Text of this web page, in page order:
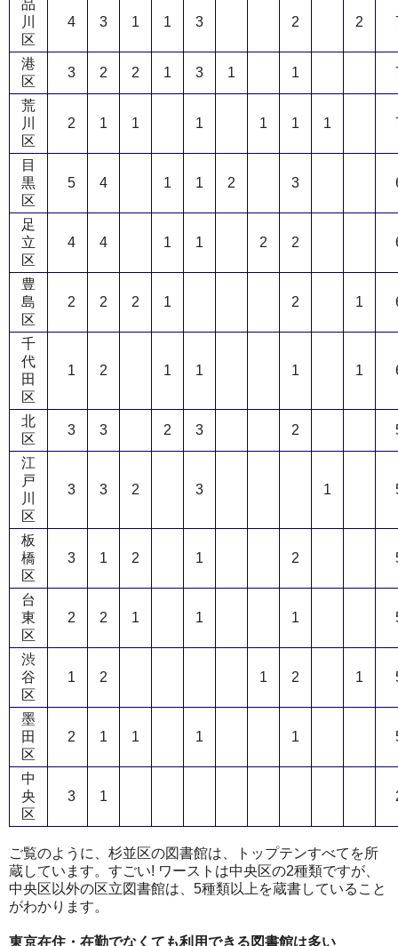
品
川
区
4 3 1 1 3 2 2
港
区
3 2 2 1 3 1 1
荒
川
区
2 1 1 1 1 1 1
目
黒
区
5 4 1 1 2 3
足
立
区
4 4 1 1 2 2
豊
島
区
2 2 2 1 2 1
千
代
田
区
1 2 1 1 1 1
北
区
3 3 2 3 2
江
戸
川
区
3 3 2 3 1
板
橋
区
3 1 2 1 2
台
東
区
2 2 1 1 1
渋
谷
区
1 2 1 2 1
墨
田
区
2 1 1 1 1
中
央
区
3 1
ご覧のように、杉並区の図書館は、トップテンすべてを所
蔵しています。すごい! ワーストは中央区の2種類ですが、
中央区以外の区立図書館は、5種類以上を蔵書していること
がわかります。
東京在住・在勤でなくても利用できる図書館は多い